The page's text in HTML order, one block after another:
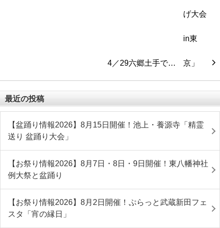
4／29六郷土手で…
最近の投稿
【盆踊り情報2026】8月15日開催！池上・養源寺「精霊
送り 盆踊り大会」
【お祭り情報2026】8月7日・8日・9日開催！東八幡神社
例大祭と盆踊り
【お祭り情報2026】8月2日開催！ぷらっと武蔵新田フェ
スタ「宵の縁日」